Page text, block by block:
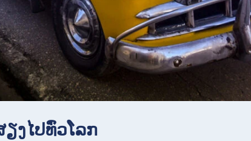
ງໄປທົ່ວໂລກ